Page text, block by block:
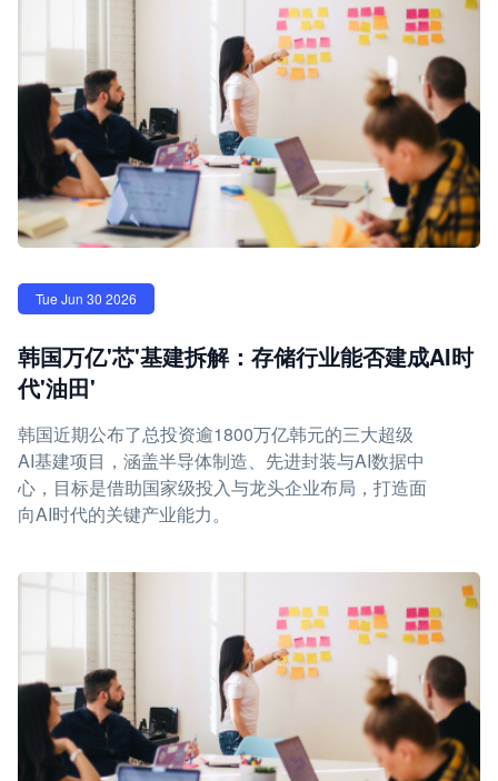
Tue Jun 30 2026
韩国万亿'芯'基建拆解：存储行业能否建成AI时
代'油田'
韩国近期公布了总投资逾1800万亿韩元的三大超级
AI基建项目，涵盖半导体制造、先进封装与AI数据中
心，目标是借助国家级投入与龙头企业布局，打造面
向AI时代的关键产业能力。